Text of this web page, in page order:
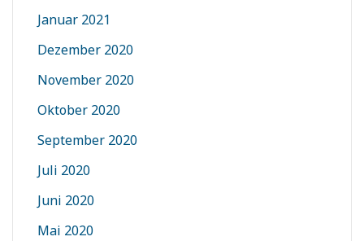
Januar 2021
Dezember 2020
November 2020
Oktober 2020
September 2020
Juli 2020
Juni 2020
Mai 2020